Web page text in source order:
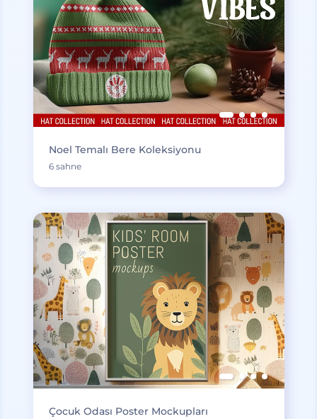
Noel Temalı Bere Koleksiyonu
6 sahne
Çocuk Odası Poster Mockupları